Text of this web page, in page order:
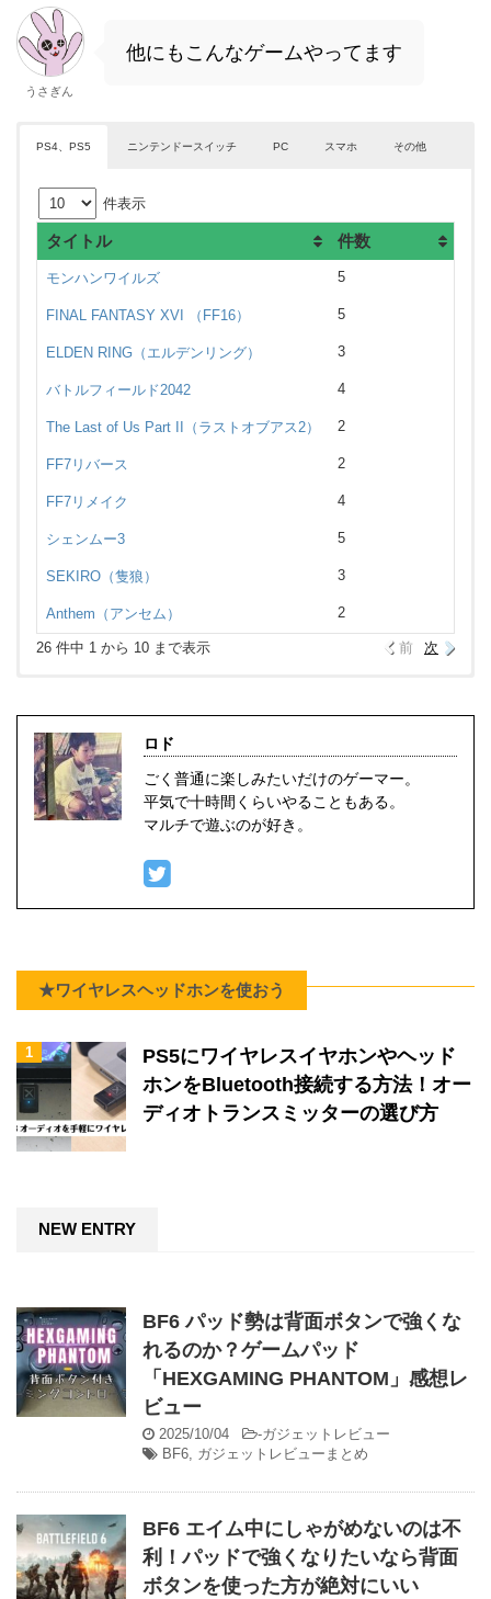
うさぎん
他にもこんなゲームやってます
PS4、PS5 ニンテンドースイッチ PC スマホ その他
件表示
タイトル 件数
モンハンワイルズ 5
FINAL FANTASY XVI （FF16） 5
ELDEN RING（エルデンリング） 3
バトルフィールド2042 4
The Last of Us Part II（ラストオブアス2） 2
FF7リバース 2
FF7リメイク 4
シェンムー3 5
SEKIRO（隻狼） 3
Anthem（アンセム） 2
26 件中 1 から 10 まで表示 前 次
タイトル
ゼルダの伝説 ティアーズオブザキングダ
ム
ゼルダの伝説 ブレスオブザワイルド★
ポケットモンスター スカーレット・バイ
マリオテニスエース 8
ゼノブレイド2★ 13
マリオカート8★
マリオオデッセイ★
タイトル
FF14★
ドグマオンライン 19
3 件中 1 から 3 まで表示
タイトル
ウマ娘プリティーダービー
マギアレコード★ 11
ドラクエ どこでもモンスターパレード
ポケモンGO 6
ゲーム英語
ゲーム紹介 37件
感想レビュー 49件
アプリレビュー
ロド
ごく普通に楽しみたいだけのゲーマー。
平気で十時間くらいやることもある。
マルチで遊ぶのが好き。
★ワイヤレスヘッドホンを使おう
1
PS5にワイヤレスイヤホンやヘッド
ホンをBluetooth接続する方法！オー
ディオトランスミッターの選び方
NEW ENTRY
BF6 パッド勢は背面ボタンで強くな
れるのか？ゲームパッド
「HEXGAMING PHANTOM」感想レ
ビュー
2025/10/04 -ガジェットレビュー
BF6, ガジェットレビューまとめ
BF6 エイム中にしゃがめないのは不
利！パッドで強くなりたいなら背面
ボタンを使った方が絶対にいい